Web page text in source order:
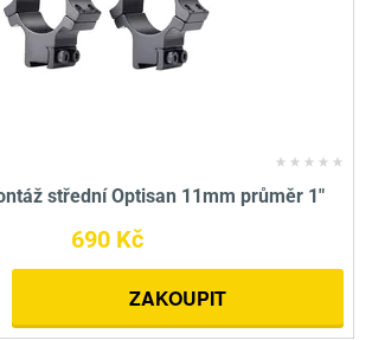
střední Optisan 11mm průměr 1"
690 Kč
ZAKOUPIT